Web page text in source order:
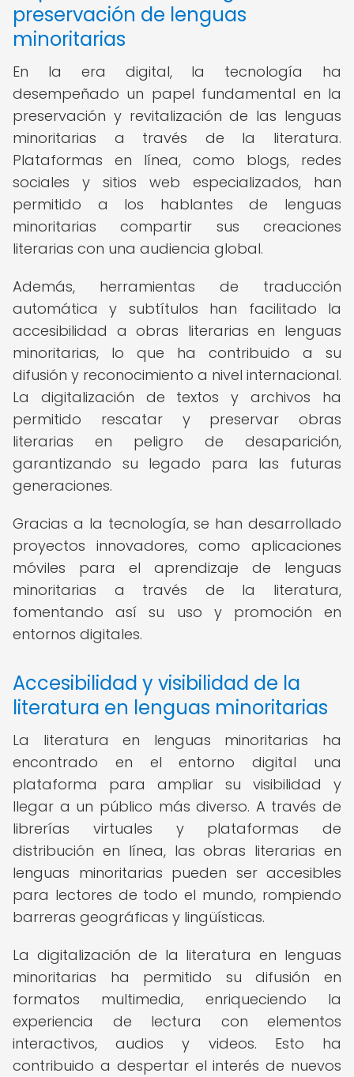
preservación de lenguas
minoritarias
En la era digital, la tecnología ha
desempeñado un papel fundamental en la
preservación y revitalización de las lenguas
minoritarias a través de la literatura.
Plataformas en línea, como blogs, redes
sociales y sitios web especializados, han
permitido a los hablantes de lenguas
minoritarias compartir sus creaciones
literarias con una audiencia global.
Además, herramientas de traducción
automática y subtítulos han facilitado la
accesibilidad a obras literarias en lenguas
minoritarias, lo que ha contribuido a su
difusión y reconocimiento a nivel internacional.
La digitalización de textos y archivos ha
permitido rescatar y preservar obras
literarias en peligro de desaparición,
garantizando su legado para las futuras
generaciones.
Gracias a la tecnología, se han desarrollado
proyectos innovadores, como aplicaciones
móviles para el aprendizaje de lenguas
minoritarias a través de la literatura,
fomentando así su uso y promoción en
entornos digitales.
Accesibilidad y visibilidad de la
literatura en lenguas minoritarias
La literatura en lenguas minoritarias ha
encontrado en el entorno digital una
plataforma para ampliar su visibilidad y
llegar a un público más diverso. A través de
librerías virtuales y plataformas de
distribución en línea, las obras literarias en
lenguas minoritarias pueden ser accesibles
para lectores de todo el mundo, rompiendo
barreras geográficas y lingüísticas.
La digitalización de la literatura en lenguas
minoritarias ha permitido su difusión en
formatos multimedia, enriqueciendo la
experiencia de lectura con elementos
interactivos, audios y videos. Esto ha
contribuido a despertar el interés de nuevos